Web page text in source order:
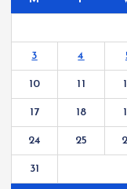
3 4
10 11
17 18
24 25
31